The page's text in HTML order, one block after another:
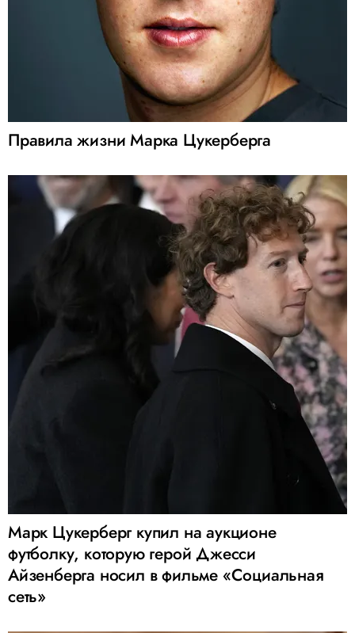
Правила жизни Марка Цукерберга
Марк Цукерберг купил на аукционе
футболку, которую герой Джесси
Айзенберга носил в фильме «Социальная
сеть»